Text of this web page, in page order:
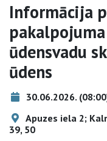
Informācija
ūdensvadu
ūdens
30.06.2026.
Apuzes iela 2;
39, 50